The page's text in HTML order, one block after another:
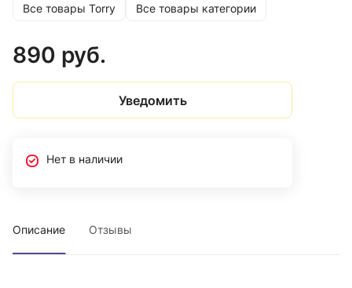
Все товары Torry Все товары категории
890 руб.
Уведомить
Нет в наличии
Описание Отзывы